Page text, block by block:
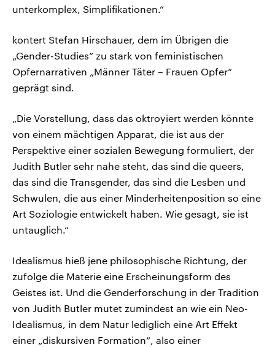
unterkomplex, Simplifikationen.“
kontert Stefan Hirschauer, dem im Übrigen die
„Gender-Studies“ zu stark von feministischen
Opfernarrativen „Männer Täter – Frauen Opfer“
geprägt sind.
„Die Vorstellung, dass das oktroyiert werden könnte
von einem mächtigen Apparat, die ist aus der
Perspektive einer sozialen Bewegung formuliert, der
Judith Butler sehr nahe steht, das sind die queers,
das sind die Transgender, das sind die Lesben und
Schwulen, die aus einer Minderheitenposition so eine
Art Soziologie entwickelt haben. Wie gesagt, sie ist
untauglich.“
Idealismus hieß jene philosophische Richtung, der
zufolge die Materie eine Erscheinungsform des
Geistes ist. Und die Genderforschung in der Tradition
von Judith Butler mutet zumindest an wie ein Neo-
Idealismus, in dem Natur lediglich eine Art Effekt
einer „diskursiven Formation“, also einer